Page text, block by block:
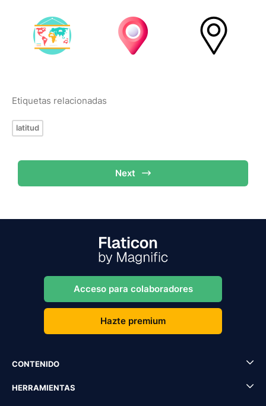
Etiquetas relacionadas
latitud
Next
Acceso para colaboradores
Hazte premium
CONTENIDO
HERRAMIENTAS